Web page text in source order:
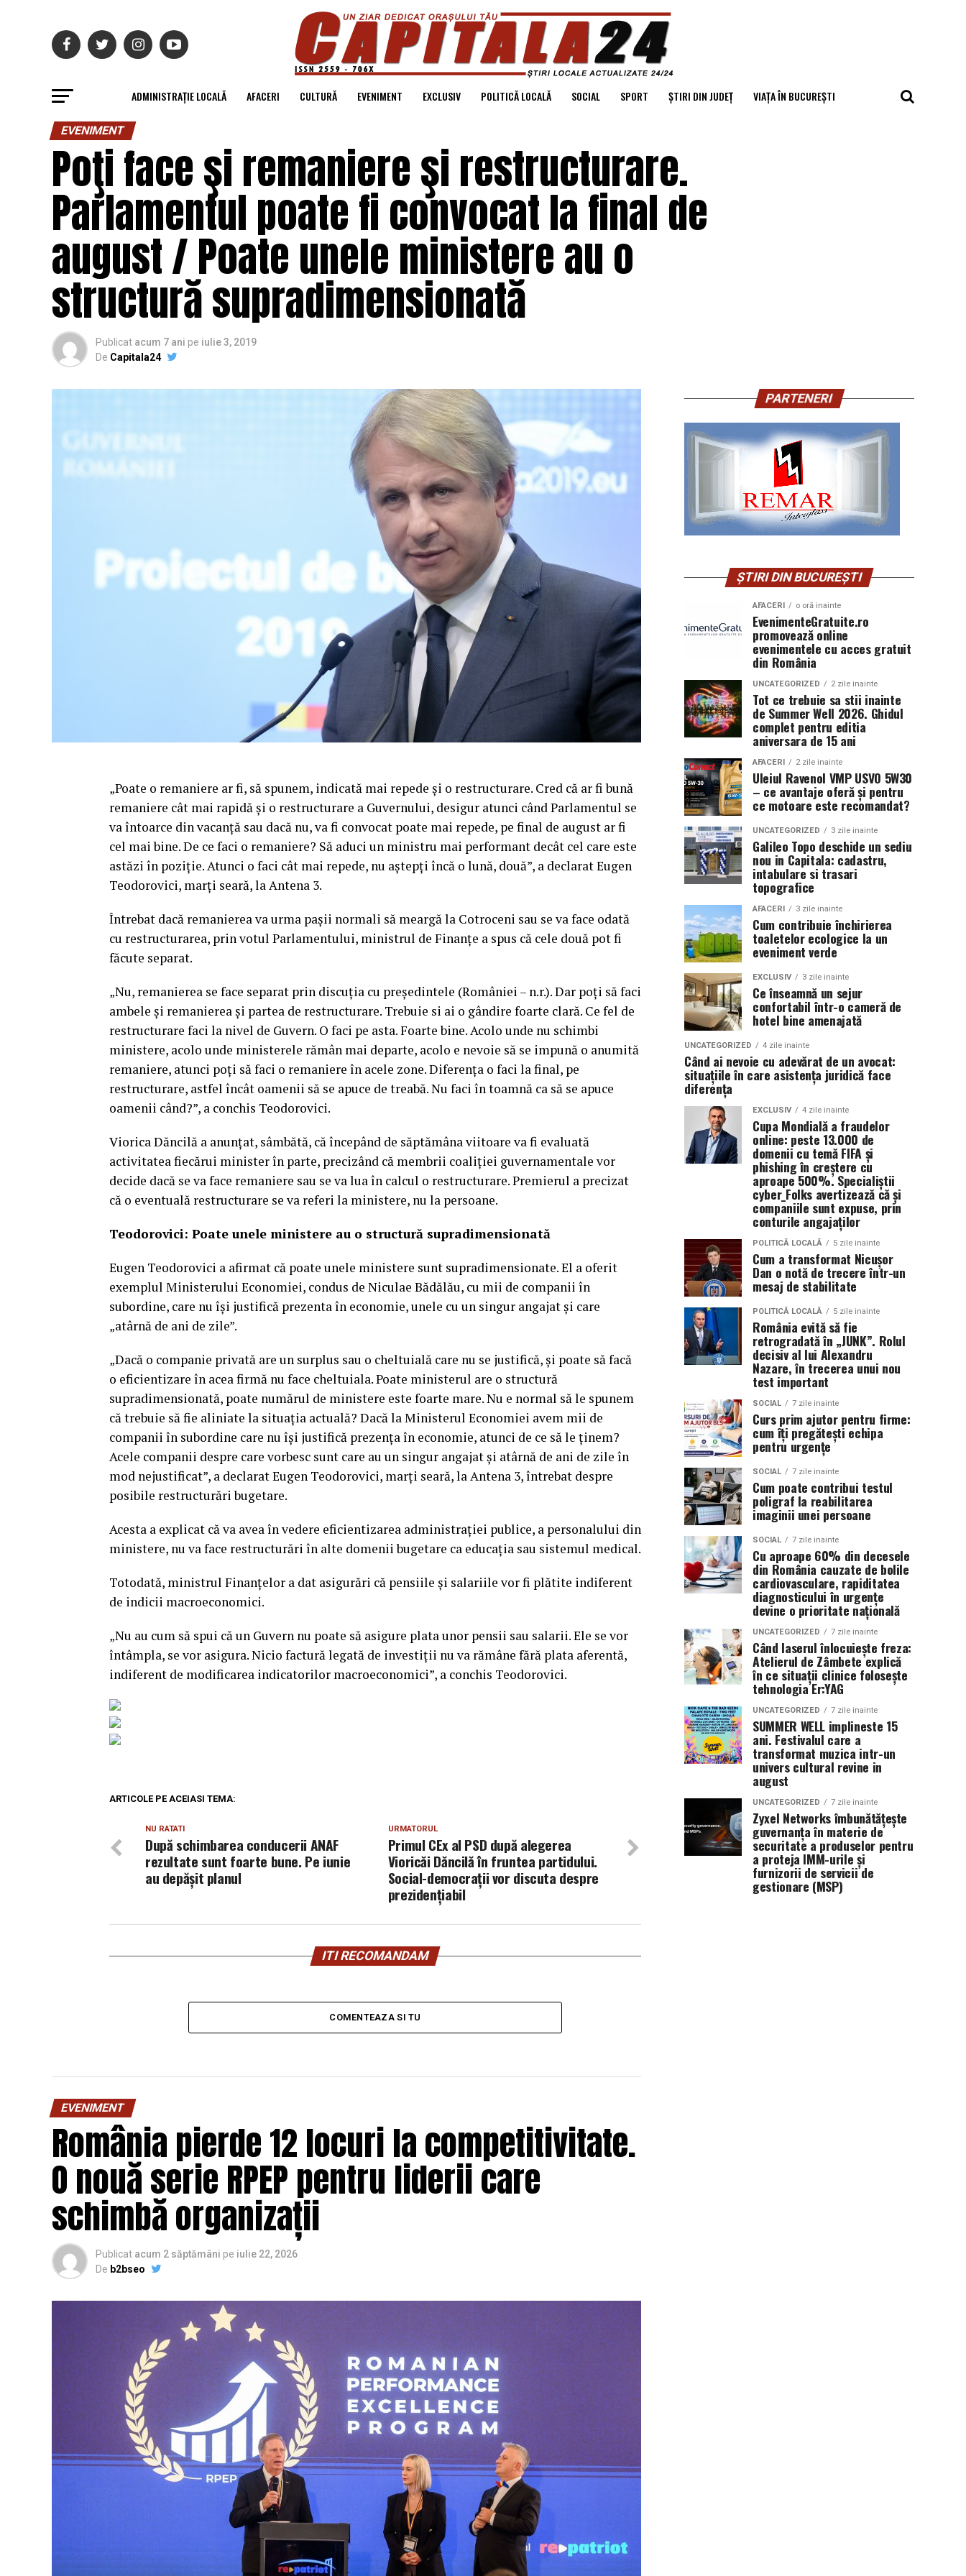
ADMINISTRAȚIE LOCALĂ AFACERI CULTURĂ EVENIMENT EXCLUSIV POLITICĂ LOCALĂ SOCIAL SPORT ȘTIRI DIN JUDEȚ VIAȚA ÎN BUCUREȘTI
EVENIMENT
Poţi face şi remaniere şi restructurare.
Parlamentul poate fi convocat la final de
august / Poate unele ministere au o
structură supradimensionată
Publicat acum 7 ani pe iulie 3, 2019
De Capitala24
„Poate o remaniere ar fi, să spunem, indicată mai repede şi o restructurare. Cred că ar fi bună
remaniere cât mai rapidă şi o restructurare a Guvernului, desigur atunci când Parlamentul se
va întoarce din vacanţă sau dacă nu, va fi convocat poate mai repede, pe final de august ar fi
cel mai bine. De ce faci o remaniere? Să aduci un ministru mai performant decât cel care este
astăzi în poziţie. Atunci o faci cât mai repede, nu aştepţi încă o lună, două”, a declarat Eugen
Teodorovici, marţi seară, la Antena 3.
Întrebat dacă remanierea va urma paşii normali să meargă la Cotroceni sau se va face odată
cu restructurarea, prin votul Parlamentului, ministrul de Finanţe a spus că cele două pot fi
făcute separat.
„Nu, remanierea se face separat prin discuţia cu preşedintele (României – n.r.). Dar poţi să faci
ambele şi remanierea şi partea de restructurare. Trebuie si ai o gândire foarte clară. Ce fel de
restructurare faci la nivel de Guvern. O faci pe asta. Foarte bine. Acolo unde nu schimbi
ministere, acolo unde ministerele rămân mai departe, acolo e nevoie să se impună o anumită
remaniere, atunci poţi să faci o remaniere în acele zone. Diferenţa o faci la final, pe
restructurare, astfel încât oamenii să se apuce de treabă. Nu faci în toamnă ca să se apuce
oamenii când?”, a conchis Teodorovici.
Viorica Dăncilă a anunţat, sâmbătă, că începând de săptămâna viitoare va fi evaluată
activitatea fiecărui minister în parte, precizând că membrii coaliţiei guvernamentale vor
decide dacă se va face remaniere sau se va lua în calcul o restructurare. Premierul a precizat
că o eventuală restructurare se va referi la ministere, nu la persoane.
Teodorovici: Poate unele ministere au o structură supradimensionată
Eugen Teodorovici a afirmat că poate unele ministere sunt supradimensionate. El a oferit
exemplul Ministerului Economiei, condus de Niculae Bădălău, cu mii de companii în
subordine, care nu îşi justifică prezenta în economie, unele cu un singur angajat şi care
„atârnă de ani de zile”.
„Dacă o companie privată are un surplus sau o cheltuială care nu se justifică, şi poate să facă
o eficientizare în acea firmă nu face cheltuiala. Poate ministerul are o structură
supradimensionată, poate numărul de ministere este foarte mare. Nu e normal să le spunem
că trebuie să fie aliniate la situaţia actuală? Dacă la Ministerul Economiei avem mii de
companii în subordine care nu îşi justifică prezenţa în economie, atunci de ce să le ţinem?
Acele companii despre care vorbesc sunt care au un singur angajat şi atârnă de ani de zile în
mod nejustificat”, a declarat Eugen Teodorovici, marţi seară, la Antena 3, întrebat despre
posibile restructurări bugetare.
Acesta a explicat că va avea în vedere eficientizarea administraţiei publice, a personalului din
ministere, nu va face restructurări în alte domenii bugetare ca educaţia sau sistemul medical.
Totodată, ministrul Finanţelor a dat asigurări că pensiile şi salariile vor fi plătite indiferent
de indicii macroeconomici.
„Nu au cum să spui că un Guvern nu poate să asigure plata unor pensii sau salarii. Ele se vor
întâmpla, se vor asigura. Nicio factură legată de investiţii nu va rămâne fără plata aferentă,
indiferent de modificarea indicatorilor macroeconomici”, a conchis Teodorovici.
ARTICOLE PE ACEIASI TEMA:
URMATORUL
Primul CEx al PSD după alegerea
Vioricăi Dăncilă în fruntea partidului.
Social-democraţii vor discuta despre
prezidenţiabil
NU RATATI
După schimbarea conducerii ANAF
rezultate sunt foarte bune. Pe iunie
au depăşit planul
ITI RECOMANDAM
COMENTEAZA SI TU
EVENIMENT
România pierde 12 locuri la competitivitate.
O nouă serie RPEP pentru liderii care
schimbă organizații
Publicat acum 2 săptămâni pe iulie 22, 2026
De b2bseo
PARTENERI
ȘTIRI DIN BUCUREȘTI
AFACERI o oră inainte
EvenimenteGratuite.ro
promovează online
evenimentele cu acces gratuit
din România
UNCATEGORIZED 2 zile inainte
Tot ce trebuie sa stii inainte
de Summer Well 2026. Ghidul
complet pentru editia
aniversara de 15 ani
AFACERI 2 zile inainte
Uleiul Ravenol VMP USVO 5W30
– ce avantaje oferă și pentru
ce motoare este recomandat?
UNCATEGORIZED 3 zile inainte
Galileo Topo deschide un sediu
nou in Capitala: cadastru,
intabulare si trasari
topografice
AFACERI 3 zile inainte
Cum contribuie închirierea
toaletelor ecologice la un
eveniment verde
EXCLUSIV 3 zile inainte
Ce înseamnă un sejur
confortabil într-o cameră de
hotel bine amenajată
UNCATEGORIZED 4 zile inainte
Când ai nevoie cu adevărat de un avocat:
situațiile în care asistența juridică face
diferența
EXCLUSIV 4 zile inainte
Cupa Mondială a fraudelor
online: peste 13.000 de
domenii cu temă FIFA și
phishing în creștere cu
aproape 500%. Specialiștii
cyber_Folks avertizează că și
companiile sunt expuse, prin
conturile angajaților
POLITICĂ LOCALĂ 5 zile inainte
Cum a transformat Nicușor
Dan o notă de trecere într-un
mesaj de stabilitate
POLITICĂ LOCALĂ 5 zile inainte
România evită să fie
retrogradată în „JUNK”. Rolul
decisiv al lui Alexandru
Nazare, în trecerea unui nou
test important
SOCIAL 7 zile inainte
Curs prim ajutor pentru firme:
cum îți pregătești echipa
pentru urgențe
SOCIAL 7 zile inainte
Cum poate contribui testul
poligraf la reabilitarea
imaginii unei persoane
SOCIAL 7 zile inainte
Cu aproape 60% din decesele
din România cauzate de bolile
cardiovasculare, rapiditatea
diagnosticului în urgențe
devine o prioritate națională
UNCATEGORIZED 7 zile inainte
Când laserul înlocuiește freza:
Atelierul de Zâmbete explică
în ce situații clinice folosește
tehnologia Er:YAG
UNCATEGORIZED 7 zile inainte
SUMMER WELL implineste 15
ani. Festivalul care a
transformat muzica intr-un
univers cultural revine in
august
UNCATEGORIZED 7 zile inainte
Zyxel Networks îmbunătățește
guvernanța în materie de
securitate a produselor pentru
a proteja IMM-urile și
furnizorii de servicii de
gestionare (MSP)